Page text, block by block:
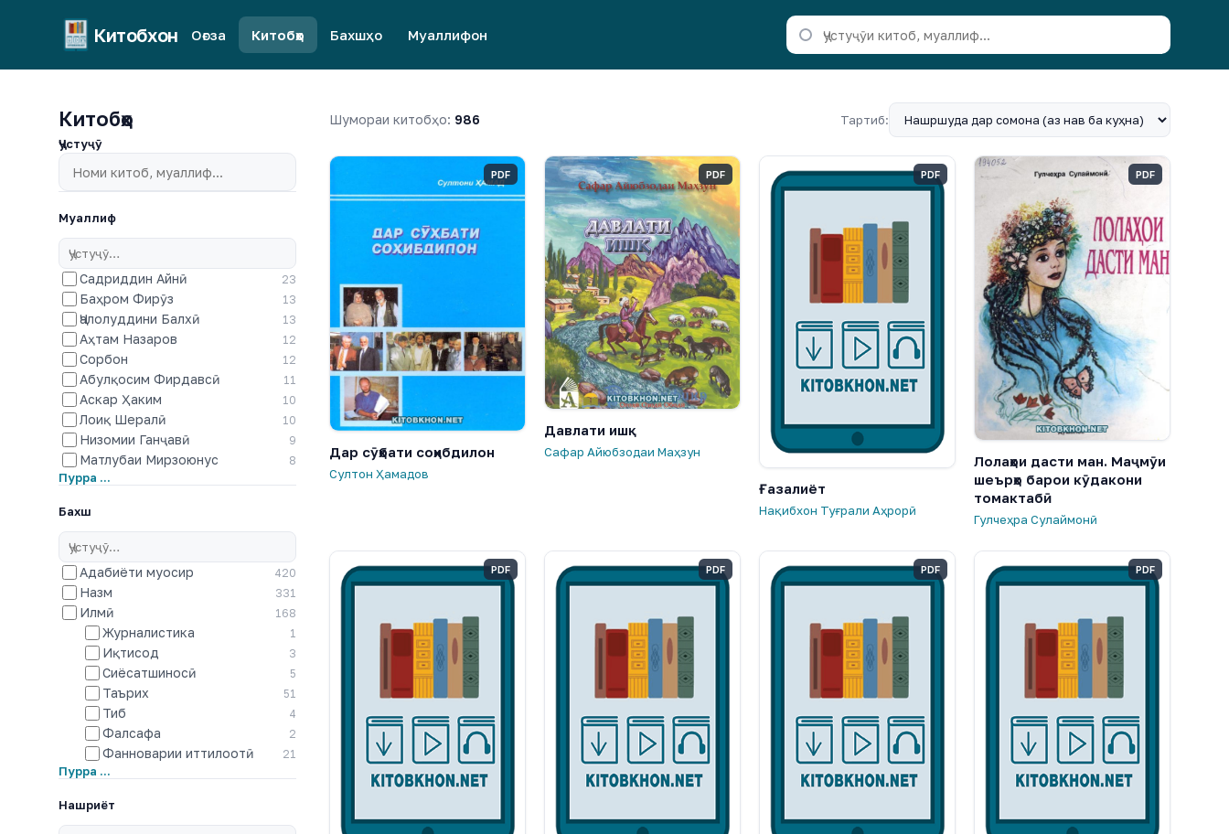
Китобхон Оғоза Китобҳо Бахшҳо Муаллифон
Китобҳо
Ҷустуҷӯ
Муаллиф
Садриддин Айнӣ 23
Баҳром Фирӯз 13
Ҷалолуддини Балхӣ 13
Аҳтам Назаров 12
Сорбон 12
Абулқосим Фирдавсӣ 11
Аскар Ҳаким 10
Лоиқ Шералӣ 10
Низомии Ганҷавӣ 9
Матлубаи Мирзоюнус 8
Пурра …
Бахш
Адабиёти муосир 420
Назм 331
Илмӣ 168
Журналистика 1
Иқтисод 3
Сиёсатшиносӣ 5
Таърих 51
Тиб 4
Фалсафа 2
Фанноварии иттилоотӣ 21
Пурра …
Нашриёт
Шумораи китобҳо: 986 Тартиб:
PDF
Дар сӯҳбати соҳибдилон
Султон Ҳамадов
PDF
Давлати ишқ
Сафар Айюбзодаи Маҳзун
PDF
Ғазалиёт
Нақибхон Туғрали Аҳрорӣ
PDF
Лолаҳои дасти ман. Маҷмӯи
шеърҳо барои кӯдакони
томактабӣ
Гулчеҳра Сулаймонӣ
PDF PDF PDF PDF